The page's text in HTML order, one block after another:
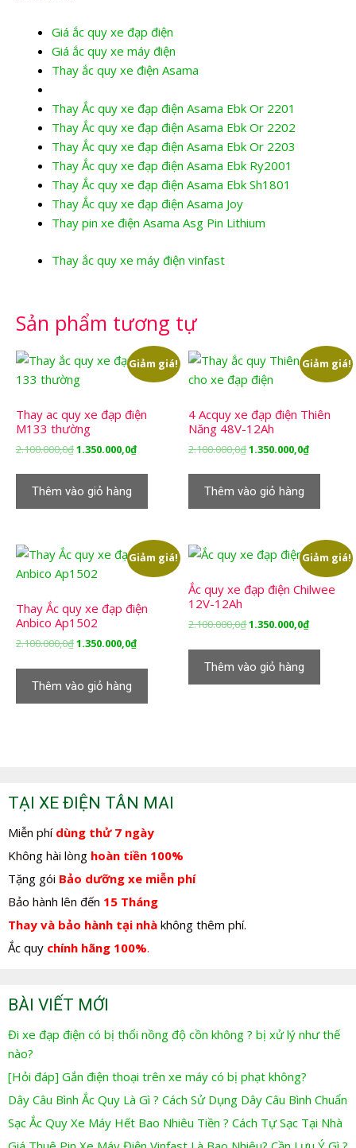
Giá ắc quy xe đạp điện
Giá ắc quy xe máy điện
Thay ắc quy xe điện Asama
Thay Ắc quy xe đạp điện Asama Ebk Or 2201
Thay Ắc quy xe đạp điện Asama Ebk Or 2202
Thay Ắc quy xe đạp điện Asama Ebk Or 2203
Thay Ắc quy xe đạp điện Asama Ebk Ry2001
Thay Ắc quy xe đạp điện Asama Ebk Sh1801
Thay Ắc quy xe đạp điện Asama Joy
Thay pin xe điện Asama Asg Pin Lithium
Thay ắc quy xe máy điện vinfast
Sản phẩm tương tự
Giảm giá!
Thay ac quy xe đạp điện
M133 thường
2.100.000,0₫Giá
2.100.000,0₫.
1.350.000,0₫Giá
1.350.000,0₫.
Thêm vào giỏ hàng
Giảm giá!
4 Acquy xe đạp điện Thiên
Năng 48V-12Ah
2.100.000,0₫Giá
2.100.000,0₫.
1.350.000,0₫Giá
Thêm vào giỏ hàng
Giảm giá!
Thay Ắc quy xe đạp điện
Anbico Ap1502
2.100.000,0₫Giá
2.100.000,0₫.
1.350.000,0₫Giá
1.350.000,0₫.
Thêm vào giỏ hàng
Giảm giá!
Ắc quy xe đạp điện Chilwee
12V-12Ah
2.100.000,0₫Giá
2.100.000,0₫.
1.350.000,0₫Giá
Thêm vào giỏ hàng
TẠI XE ĐIỆN TÂN MAI
Miễn phí dùng thử 7 ngày
Không hài lòng hoàn tiền 100%
Tặng gói Bảo dưỡng xe miễn phí
Bảo hành lên đến 15 Tháng
Thay và bảo hành tại nhà không thêm phí.
Ắc quy chính hãng 100%.
BÀI VIẾT MỚI
Đi xe đạp điện có bị thổi nồng độ cồn không ? bị xử lý như thế
nào?
[Hỏi đáp] Gắn điện thoại trên xe máy có bị phạt không?
Dây Câu Bình Ắc Quy Là Gì ? Cách Sử Dụng Dây Câu Bình Chuẩn
Sạc Ắc Quy Xe Máy Hết Bao Nhiêu Tiền ? Cách Tự Sạc Tại Nhà